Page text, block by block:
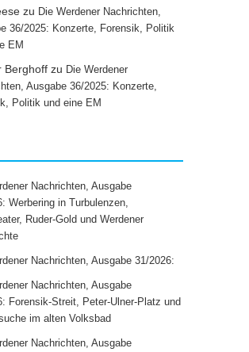
zu Die Werdener Nachrichten,
36/2025: Konzerte, Forensik, Politik
EM
Berghoff zu Die Werdener
Ausgabe 36/2025: Konzerte,
Politik und eine EM
Nachrichten, Ausgabe
Werbering in Turbulenzen,
Ruder-Gold und Werdener
Nachrichten, Ausgabe 31/2026:
Nachrichten, Ausgabe
Forensik-Streit, Peter-Ulner-Platz und
im alten Volksbad
Nachrichten, Ausgabe